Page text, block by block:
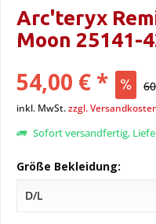
Arc'teryx
Moon 25141-
54,00 € *
inkl. MwSt.zzgl.
Sofort versandfertig,
Größe Bekleidung: